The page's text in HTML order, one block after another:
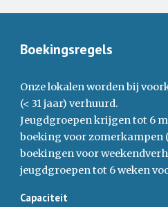
Boekingsregels
Onze lokalen worden bij
(< 31 jaar) verhuurd.
Jeugdgroepen krijgen tot 6
boeking voor zomerkampen
boekingen voor
jeugdgroepen tot 6 weken
Capaciteit